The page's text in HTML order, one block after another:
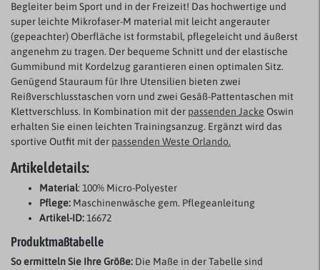
Begleiter beim Sport und in der Freizeit! Das hochwertige und
super leichte Mikrofaser-M material mit leicht angerauter
(gepeachter) Oberfläche ist formstabil, pflegeleicht und äußerst
angenehm zu tragen. Der bequeme Schnitt und der elastische
Gummibund mit Kordelzug garantieren einen optimalen Sitz.
Genügend Stauraum für Ihre Utensilien bieten zwei
Reißverschlusstaschen vorn und zwei Gesäß-Pattentaschen mit
Klettverschluss. In Kombination mit der passenden Jacke Oswin
erhalten Sie einen leichten Trainingsanzug. Ergänzt wird das
sportive Outfit mit der passenden Weste Orlando.
Artikeldetails:
Material: 100% Micro-Polyester
Pflege: Maschinenwäsche gem. Pflegeanleitung
Artikel-ID:16672
Produktmaßtabelle
So ermitteln Sie Ihre Größe: Die Maße in der Tabelle sind